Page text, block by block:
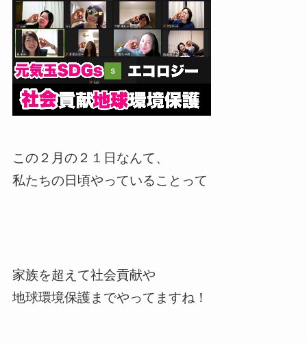
この２月の２１日なんて、
私たちの日頃やっていることって
家族を超えて社会貢献や
地球環境保護までやってますね！